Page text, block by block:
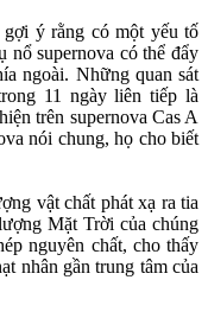
ý rằng có một yếu tố
nổ supernova có thể đẩy
ngoài. Những quan sát
11 ngày liên tiếp là
trên supernova Cas A
nói chung, họ cho biết
vật chất phát xạ ra tia
Mặt Trời của chúng
nguyên chất, cho thấy
nhân gần trung tâm của